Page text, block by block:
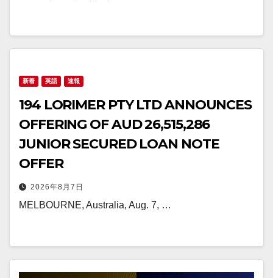
新着 英語 速報
194 LORIMER PTY LTD ANNOUNCES
OFFERING OF AUD 26,515,286
JUNIOR SECURED LOAN NOTE
OFFER
2026年8月7日
MELBOURNE, Australia, Aug. 7, …